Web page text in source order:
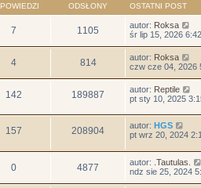
ODSŁONY OSTATNI POST
7 1105 autor: Roksa
śr lip 15, 2026
4 814 autor: Roksa
czw cze 04, 2026
142 189887 autor: Reptile
pt sty 10, 2025
157 208904 autor: HGS
pt wrz 20, 2024
0 4877 autor: .Tautulas.
ndz sie 25, 2024